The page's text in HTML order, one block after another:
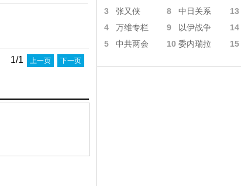
1/1 上一页 下一页
3 张又侠 8 中日关系 13
4 万维专栏 9 以伊战争 14
5 中共两会 10 委内瑞拉 15